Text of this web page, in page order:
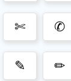
✄ ✆
✎ ✏